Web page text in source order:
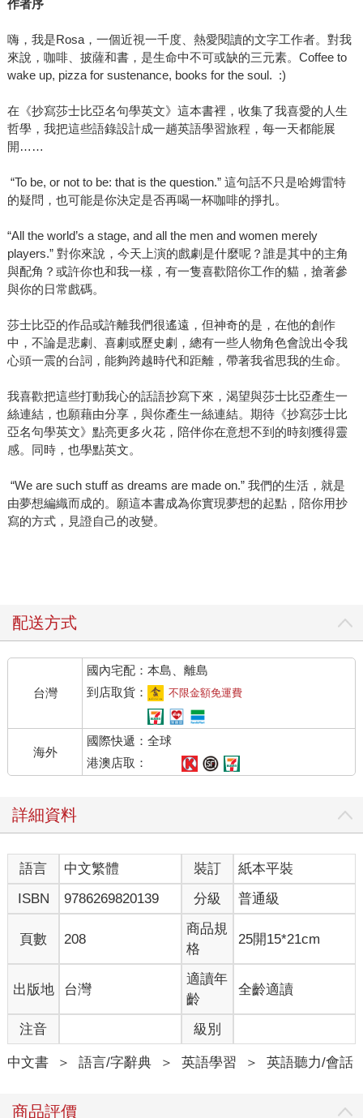
作者序
嗨，我是Rosa，一個近視一千度、熱愛閱讀的文字工作者。對我
來說，咖啡、披薩和書，是生命中不可或缺的三元素。Coffee to
wake up, pizza for sustenance, books for the soul. :)
在《抄寫莎士比亞名句學英文》這本書裡，收集了我喜愛的人生
哲學，我把這些語錄設計成一趟英語學習旅程，每一天都能展
開……
“To be, or not to be: that is the question.” 這句話不只是哈姆雷特
的疑問，也可能是你決定是否再喝一杯咖啡的掙扎。
“All the world’s a stage, and all the men and women merely
players.” 對你來說，今天上演的戲劇是什麼呢？誰是其中的主角
與配角？或許你也和我一樣，有一隻喜歡陪你工作的貓，搶著參
與你的日常戲碼。
莎士比亞的作品或許離我們很遙遠，但神奇的是，在他的創作
中，不論是悲劇、喜劇或歷史劇，總有一些人物角色會說出令我
心頭一震的台詞，能夠跨越時代和距離，帶著我省思我的生命。
我喜歡把這些打動我心的話語抄寫下來，渴望與莎士比亞產生一
絲連結，也願藉由分享，與你產生一絲連結。期待《抄寫莎士比
亞名句學英文》點亮更多火花，陪伴你在意想不到的時刻獲得靈
感。同時，也學點英文。
“We are such stuff as dreams are made on.” 我們的生活，就是
由夢想編織而成的。願這本書成為你實現夢想的起點，陪你用抄
寫的方式，見證自己的改變。
配送方式
台灣
國內宅配：本島、離島
到店取貨：
不限金額免運費
海外
國際快遞：全球
港澳店取：
詳細資料
語言 中文繁體 裝訂
紙本平裝
ISBN
9786269820139 分級 普通級
頁數 208
商品規
格
25開15*21cm
出版地 台灣
適讀年
齡
全齡適讀
注音 級別
中文書 ＞ 語言/字辭典 ＞ 英語學習 ＞ 英語聽力/會話
商品評價